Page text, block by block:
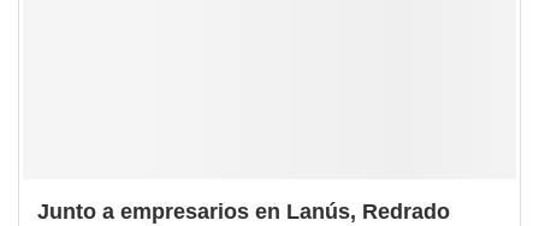
Junto a empresarios en Lanús, Redrado